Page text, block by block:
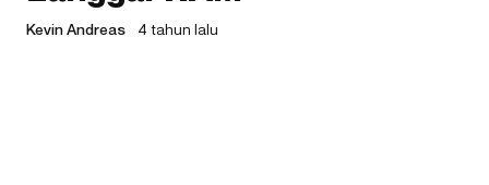
Kevin Andreas 4 tahun lalu